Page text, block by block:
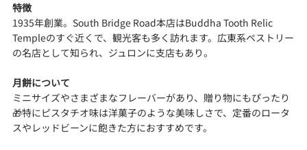
特徴
1935年創業。South Bridge Road本店はBuddha Tooth Relic
Templeのすぐ近くで、観光客も多く訪れます。広東系ペストリー
の名店として知られ、ジュロンに支店もあり。
月餅について
ミニサイズやさまざまなフレーバーがあり、贈り物にもぴったり
🎁特にピスタチオ味は洋菓子のような美味しさで、定番のロータ
スやレッドビーンに飽きた方におすすめです。